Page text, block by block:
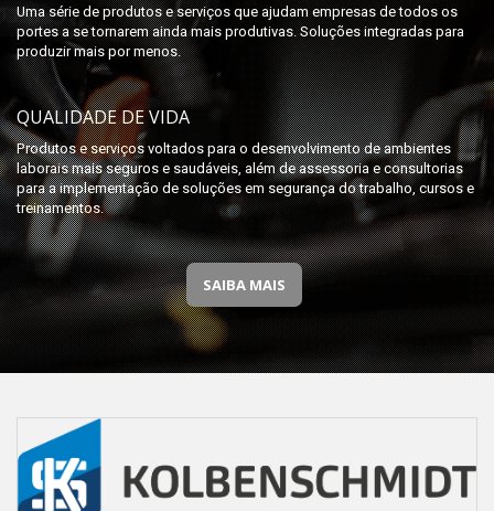
Uma série de produtos e serviços que ajudam empresas de todos os
portes a se tornarem ainda mais produtivas. Soluções integradas para
produzir mais por menos.
QUALIDADE DE VIDA
Produtos e serviços voltados para o desenvolvimento de ambientes
laborais mais seguros e saudáveis, além de assessoria e consultorias
para a implementação de soluções em segurança do trabalho, cursos e
treinamentos.
SAIBA MAIS